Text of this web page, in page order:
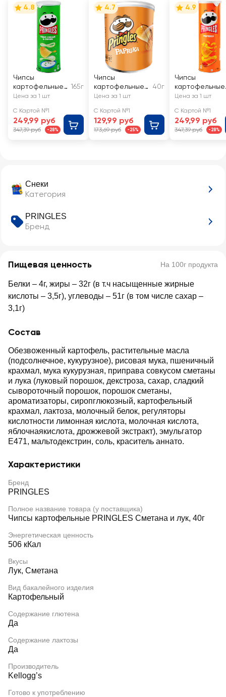
Снеки
Категория
PRINGLES
Бренд
Пищевая ценность На 100г продукта
Белки – 4г, жиры – 32г (в т.ч насыщенные жирные
кислоты – 3,5г), углеводы – 51г (в том числе сахар –
3,1г)
Состав
Обезвоженный картофель, растительные масла
(подсолнечное, кукурузное), рисовая мука, пшеничный
крахмал, мука кукурузная, приправа совкусом сметаны
и лука (луковый порошок, декстроза, сахар, сладкий
сывороточный порошок, порошок сметаны,
ароматизаторы, сиропглюкозный, картофельный
крахмал, лактоза, молочный белок, регуляторы
кислотности лимонная кислота, молочная кислота,
яблочнаякислота, дрожжевой экстракт), эмульгатор
E471, мальтодекстрин, соль, краситель аннато.
Характеристики
Бренд
PRINGLES
Полное название товара (у поставщика)
Чипсы картофельные PRINGLES Сметана и лук, 40г
Энергетическая ценность
506 кКал
Вкусы
Лук, Сметана
Вид бакалейного изделия
Картофельный
Содержание глютена
Да
Содержание лактозы
Да
Производитель
Kellogg’s
Готово к употреблению
4.8
Чипсы
картофельные
PRINGLES
165г
Цена за 1 шт
С Картой №1
249,99 руб
347,39 руб -28%
4.7
Чипсы
картофельные
PRINGLES со
40г
Цена за 1 шт
С Картой №1
129,99 руб
173,69 руб -25%
4.9
Чипсы
картофельные
PRINGLES
Цена за 1 шт
С Картой №1
249,99 руб
347,39 руб -28%